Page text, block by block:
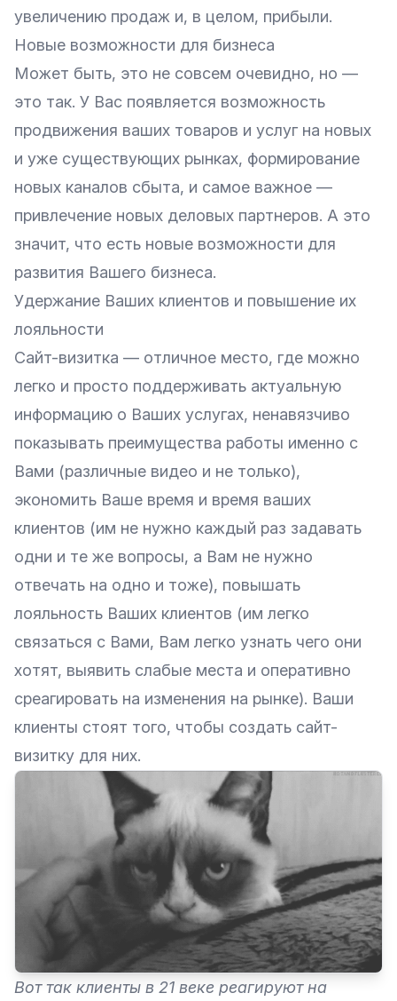
увеличению продаж и, в целом, прибыли.
Новые возможности для бизнеса
Может быть, это не совсем очевидно, но —
это так. У Вас появляется возможность
продвижения ваших товаров и услуг на новых
и уже существующих рынках, формирование
новых каналов сбыта, и самое важное —
привлечение новых деловых партнеров. А это
значит, что есть новые возможности для
развития Вашего бизнеса.
Удержание Ваших клиентов и повышение их
лояльности
Сайт-визитка — отличное место, где можно
легко и просто поддерживать актуальную
информацию о Ваших услугах, ненавязчиво
показывать преимущества работы именно с
Вами (различные видео и не только),
экономить Ваше время и время ваших
клиентов (им не нужно каждый раз задавать
одни и те же вопросы, а Вам не нужно
отвечать на одно и тоже), повышать
лояльность Ваших клиентов (им легко
связаться с Вами, Вам легко узнать чего они
хотят, выявить слабые места и оперативно
среагировать на изменения на рынке). Ваши
клиенты стоят того, чтобы создать сайт-
визитку для них.
Вот так клиенты в 21 веке реагируют на